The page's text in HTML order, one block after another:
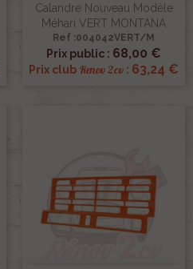
Calandre Nouveau Modèle
Méhari VERT MONTANA
Ref :004042VERT/M
Prix public : 68,00 €
Prix club Renov 2cv : 63,24 €